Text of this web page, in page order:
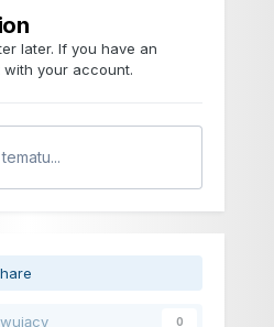
later. If you have an
with your account.
0